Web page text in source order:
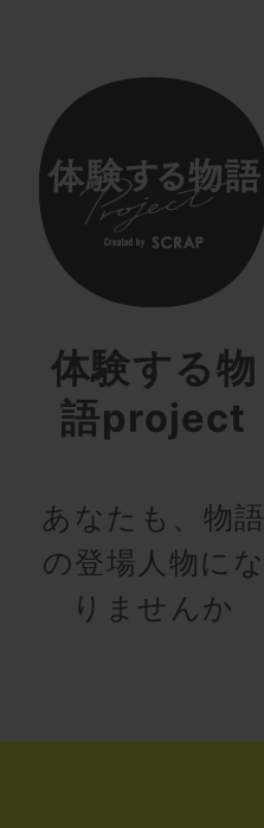
体験する物
語project
あなたも、物語
の登場人物にな
りませんか